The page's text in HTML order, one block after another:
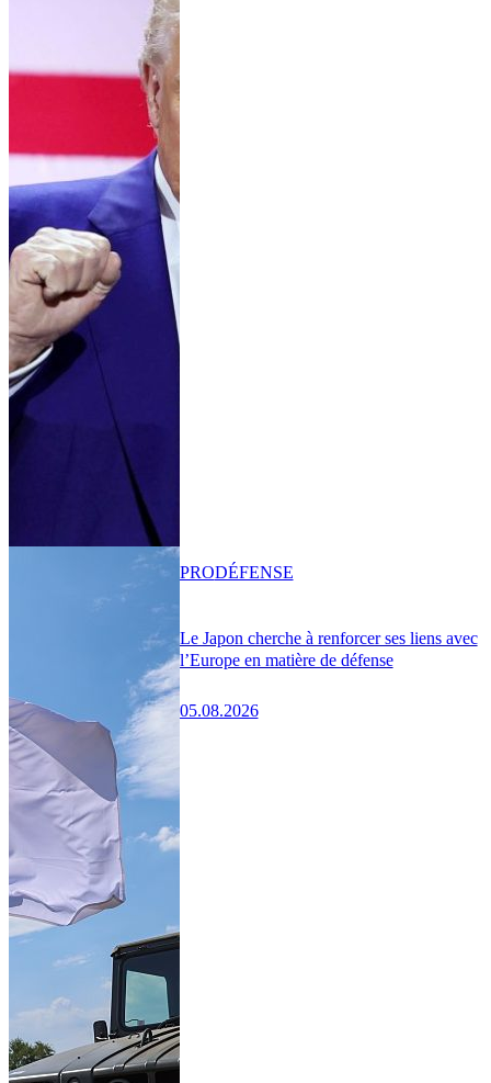
Le Japon cherche à renforcer ses liens avec
l’Europe en matière de défense
05.08.2026
PRODÉFENSE